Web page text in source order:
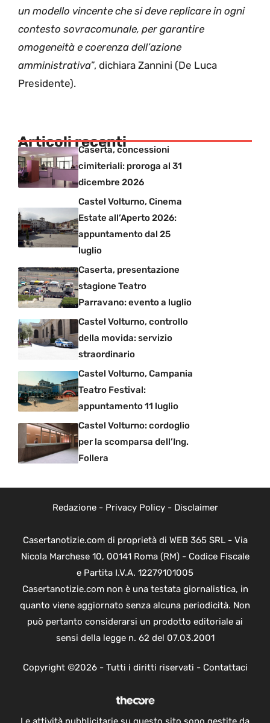
un modello vincente che si deve replicare in ogni
contesto sovracomunale, per garantire
omogeneità e coerenza dell’azione
amministrativa”, dichiara Zannini (De Luca
Presidente).
Articoli recenti
Caserta, concessioni
cimiteriali: proroga al 31
dicembre 2026
Castel Volturno, Cinema
Estate all’Aperto 2026:
appuntamento dal 25
luglio
Caserta, presentazione
stagione Teatro
Parravano: evento a luglio
Castel Volturno, controllo
della movida: servizio
straordinario
Castel Volturno, Campania
Teatro Festival:
appuntamento 11 luglio
Castel Volturno: cordoglio
per la scomparsa dell’Ing.
Follera
Redazione- Privacy Policy- Disclaimer
Casertanotizie.com di proprietà di WEB 365 SRL - Via
Nicola Marchese 10, 00141 Roma (RM) - Codice Fiscale
e Partita I.V.A. 12279101005
Casertanotizie.com non è una testata giornalistica, in
quanto viene aggiornato senza alcuna periodicità. Non
può pertanto considerarsi un prodotto editoriale ai
sensi della legge n. 62 del 07.03.2001
Copyright ©2026 - Tutti i diritti riservati - Contattaci